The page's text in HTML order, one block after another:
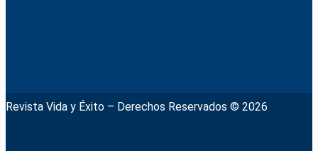
Revista Vida y Éxito – Derechos Reservados © 2026